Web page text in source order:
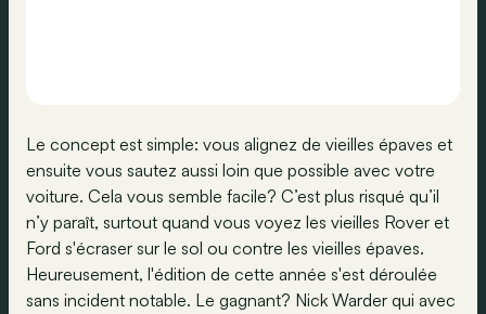
Le concept est simple: vous alignez de vieilles épaves et
ensuite vous sautez aussi loin que possible avec votre
voiture. Cela vous semble facile? C’est plus risqué qu’il
n’y paraît, surtout quand vous voyez les vieilles Rover et
Ford s'écraser sur le sol ou contre les vieilles épaves.
Heureusement, l'édition de cette année s'est déroulée
sans incident notable. Le gagnant? Nick Warder qui avec